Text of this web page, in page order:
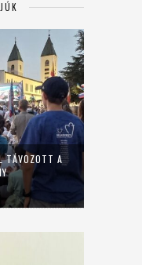
TÁVOZOTT A